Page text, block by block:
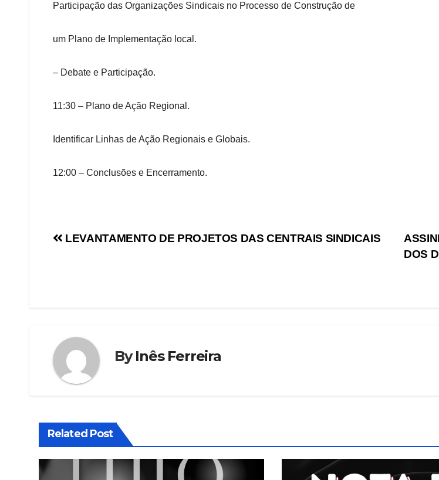
Participação das Organizações Sindicais no Processo de Construção de
um Plano de Implementação local.
– Debate e Participação.
11:30 – Plano de Ação Regional.
Identificar Linhas de Ação Regionais e Globais.
12:00 – Conclusões e Encerramento.
DOS
LEVANTAMENTO DE PROJETOS DAS CENTRAIS SINDICAIS
ByInês Ferreira
Related Post